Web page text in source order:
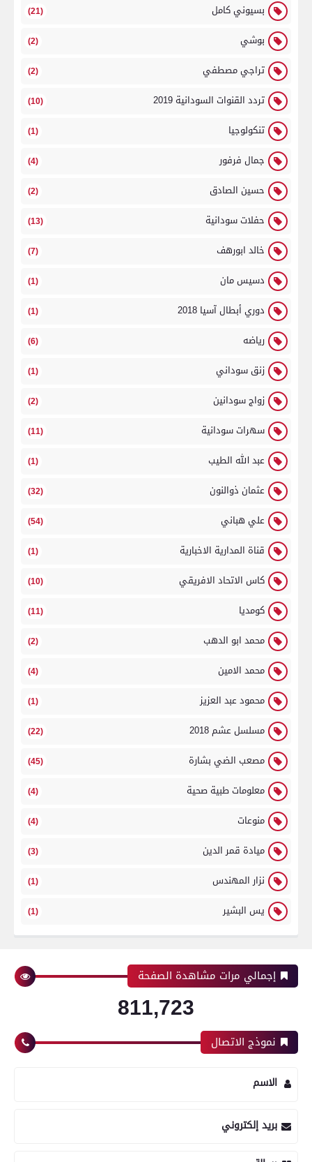
بسيوني كامل (21)
بوشي (2)
تراجي مصطفي (2)
تردد القنوات السودانية 2019 (10)
تنكولوجيا (1)
جمال فرفور (4)
حسين الصادق (2)
حفلات سودانية (13)
خالد ابورهف (7)
دسيس مان (1)
دوري أبطال آسيا 2018 (1)
رياضه (6)
زنق سوداني (1)
زواج سودانين (2)
سهرات سودانية (11)
عبد الله الطيب (1)
عثمان ذوالنون (32)
علي هباني (54)
قناة المدارية الاخبارية (1)
كاس الاتحاد الافريقي (10)
كومديا (11)
محمد ابو الدهب (2)
محمد الامين (4)
محمود عبد العزيز (1)
مسلسل عشم 2018 (22)
مصعب الضي بشارة (45)
معلومات طبية صحية (4)
منوعات (4)
ميادة قمر الدين (3)
نزار المهندس (1)
يس البشير (1)
إجمالي مرات مشاهدة الصفحة
811,723
نموذج الاتصال
الاسم
بريد إلكتروني